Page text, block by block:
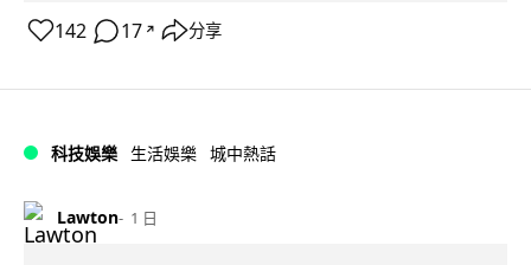
142 17 ↗ 分享
科技娛樂 生活娛樂 城中熱話
Lawton 1 日